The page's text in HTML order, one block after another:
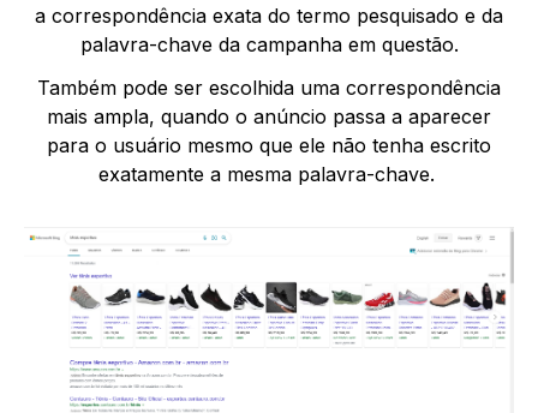
a correspondência exata do termo pesquisado e da
palavra-chave da campanha em questão.
Também pode ser escolhida uma correspondência
mais ampla, quando o anúncio passa a aparecer
para o usuário mesmo que ele não tenha escrito
exatamente a mesma palavra-chave.